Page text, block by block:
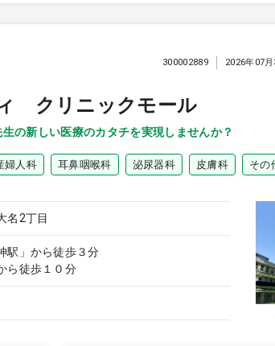
クリニックモール
の新しい医療のカタチを実現しませんか？
300002889 2026年07
婦人科 耳鼻咽喉科 泌尿器科 皮膚科 その
名2丁目
駅」から徒歩３分
ら徒歩１０分